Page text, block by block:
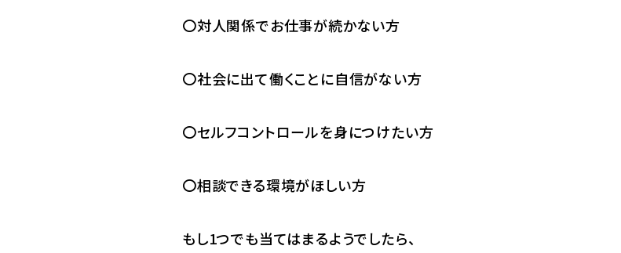
〇対人関係でお仕事が続かない方
〇社会に出て働くことに自信がない方
〇セルフコントロールを身につけたい方
〇相談できる環境がほしい方
もし1つでも当てはまるようでしたら、